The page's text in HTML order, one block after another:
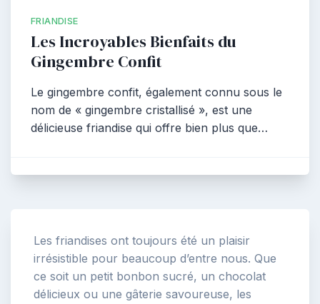
FRIANDISE
Les Incroyables Bienfaits du
Gingembre Confit
Le gingembre confit, également connu sous le
nom de « gingembre cristallisé », est une
délicieuse friandise qui offre bien plus que…
Les friandises ont toujours été un plaisir
irrésistible pour beaucoup d’entre nous. Que
ce soit un petit bonbon sucré, un chocolat
délicieux ou une gâterie savoureuse, les